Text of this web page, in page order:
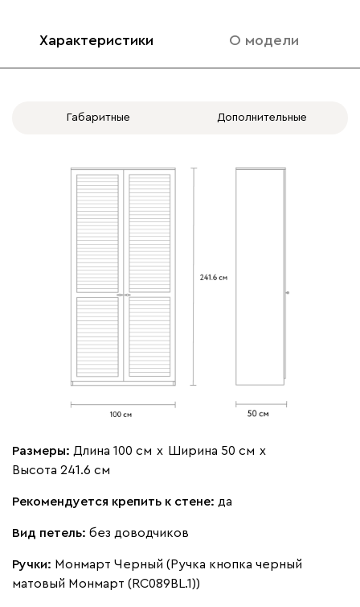
2.3 ШР: 100 (1/3 Б +
2/3 П) (Вариант 3
2.4 ШР: 100 (Б + Б)
(Вариант 4 (50+50))
2.5 ШР: 100 (Б с
блоком ящиков + П)
(Вариант 5 (50+50))
2.6 ШР: 100 (Б + П)
(Вариант 6 (50+50))
без доводчиков с доводчиками
Характеристики О модели
Габаритные Дополнительные
Размеры: Длина 100 см х Ширина 50 см х
Высота 241.6 см
Рекомендуется крепить к стене: да
Вид петель: без доводчиков
Ручки: Монмарт Черный (Ручка кнопка черный
матовый Монмарт (RC089BL.1))